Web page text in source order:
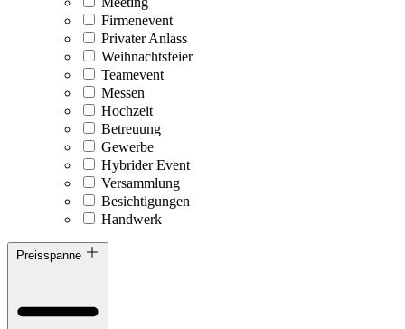
Firmenevent
Privater Anlass
Weihnachtsfeier
Teamevent
Messen
Hochzeit
Betreuung
Gewerbe
Hybrider Event
Versammlung
Besichtigungen
Handwerk
Preisspanne